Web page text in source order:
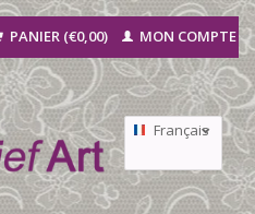
PANIER (€0,00) MON COMPTE
Français
Nederlands